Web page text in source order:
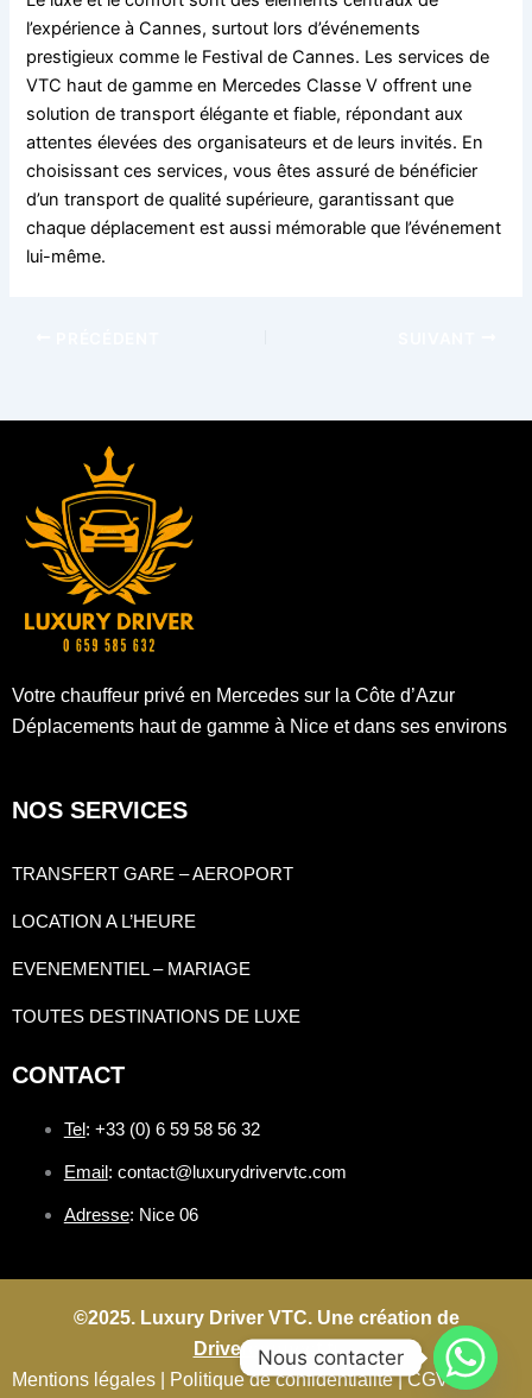
l’expérience à Cannes, surtout lors d’événements
prestigieux comme le Festival de Cannes. Les services de
VTC haut de gamme en Mercedes Classe V offrent une
solution de transport élégante et fiable, répondant aux
attentes élevées des organisateurs et de leurs invités. En
choisissant ces services, vous êtes assuré de bénéficier
d’un transport de qualité supérieure, garantissant que
chaque déplacement est aussi mémorable que l’événement
lui-même.
Votre chauffeur privé en Mercedes sur la Côte d’Azur
Déplacements haut de gamme à Nice et dans ses environs
NOS SERVICES
TRANSFERT GARE – AEROPORT
LOCATION A L’HEURE
EVENEMENTIEL – MARIAGE
TOUTES DESTINATIONS DE LUXE
CONTACT
Tel : +33 (0) 6 59 58 56 32
Email : contact@luxurydrivervtc.com
Adresse: Nice 06
©2025. Luxury Driver VTC. Une création de
Driverconnect.fr
Mentions légales |
Politique de confidentialité | CGV
Nous contacter